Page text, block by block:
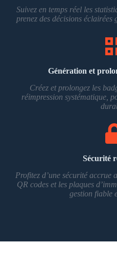
Suivez en temps réel les
prenez des décisions
Génération et
Créez et prolongez les
réimpression systématique,
Sécurité
Profitez d’une sécurité accrue
QR codes et les plaques
gestion fiable